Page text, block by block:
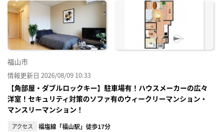
に入
福山市
情報更新日 2026/08/09 10:33
【角部屋・ダブルロックキー】駐車場有！ハウスメーカーの広々
洋室！セキュリティ対策のソファ有のウィークリーマンション・
マンスリーマンション！
アクセス 福塩線「福山駅」徒歩17分